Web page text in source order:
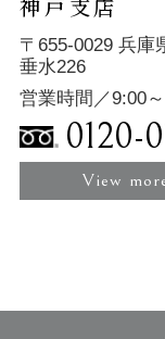
神戸支店
〒655-0029 兵庫
垂水226
営業時間／9:00
0120-
View